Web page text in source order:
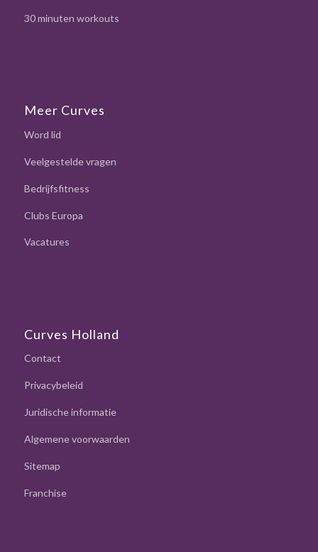
30 minuten workouts
Meer Curves
Word lid
Veelgestelde vragen
Bedrijfsfitness
Clubs Europa
Vacatures
Curves Holland
Contact
Privacybeleid
Juridische informatie
Algemene voorwaarden
Sitemap
Franchise